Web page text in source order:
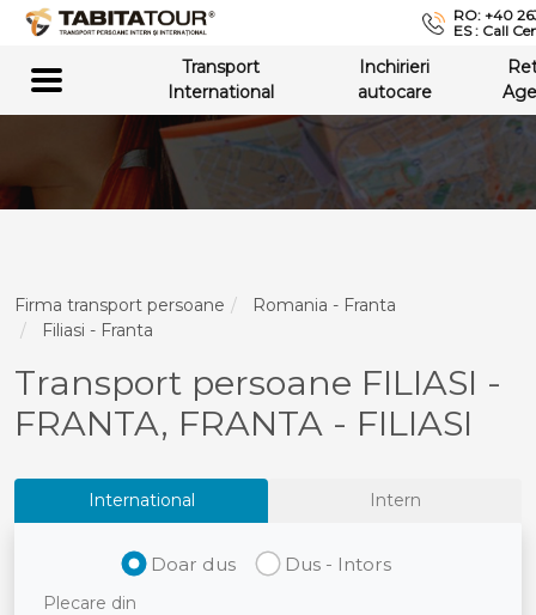
RO: +40
ES : Call
Transport
International
Inchirieri
autocare
Firma transport persoane
Romania - Franta
Filiasi - Franta
Transport persoane FILIASI -
FRANTA, FRANTA - FILIASI
International Intern
Doar dus Dus - Intors
Plecare din